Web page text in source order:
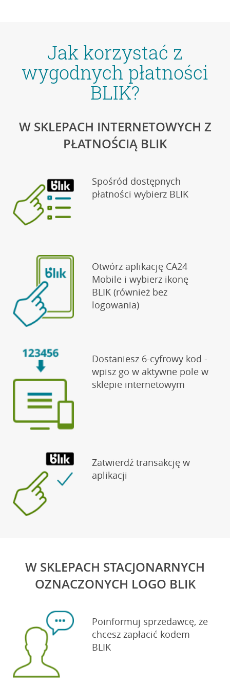
Jak korzystać z
wygodnych płatności
BLIK?
W SKLEPACH INTERNETOWYCH Z
PŁATNOŚCIĄ BLIK
Spośród dostępnych
płatności wybierz BLIK
Otwórz aplikację CA24
Mobile i wybierz ikonę
BLIK (również bez
logowania)
Dostaniesz 6-cyfrowy kod -
wpisz go w aktywne pole w
sklepie internetowym
Zatwierdź transakcję w
aplikacji
W SKLEPACH STACJONARNYCH
OZNACZONYCH LOGO BLIK
Poinformuj sprzedawcę, że
chcesz zapłacić kodem
BLIK